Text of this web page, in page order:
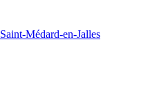
Saint-Médard-en-Jalles